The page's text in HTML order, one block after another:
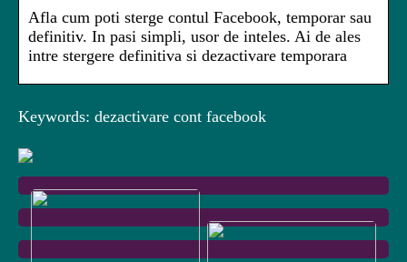
Afla cum poti sterge contul Facebook, temporar sau
definitiv. In pasi simpli, usor de inteles. Ai de ales
intre stergere definitiva si dezactivare temporara
Keywords: dezactivare cont facebook